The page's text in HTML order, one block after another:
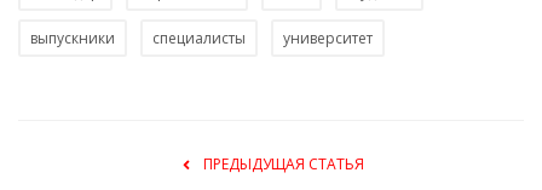
выпускники специалисты университет
ПРЕДЫДУЩАЯ СТАТЬЯ